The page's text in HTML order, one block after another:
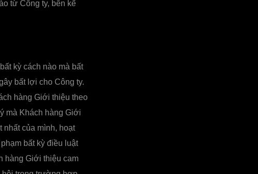
từ Công ty, bên kế
kỳ cách nào mà bất
bất lợi cho Công ty.
hàng Giới thiệu theo
mà Khách hàng Giới
nhất của mình, hoạt
bất kỳ điều luật
hàng Giới thiệu cam